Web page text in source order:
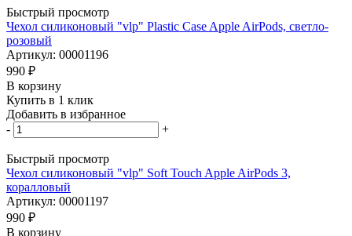
Быстрый просмотр
Чехол силиконовый "vlp" Plastic Case Apple AirPods, светло-
розовый
Артикул: 00001196
990 ₽
В корзину
Купить в 1 клик
Добавить в избранное
-
+
Быстрый просмотр
Чехол силиконовый "vlp" Soft Touch Apple AirPods 3,
коралловый
Артикул: 00001197
990 ₽
В корзину